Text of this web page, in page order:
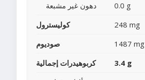
دهون غير مشبعة
0.0 g
كوليسترول
248 mg
صوديوم
1487 mg
كربوهيدرات إجمالية
3.4 g